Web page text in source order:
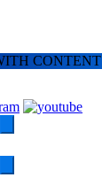
CONTENT